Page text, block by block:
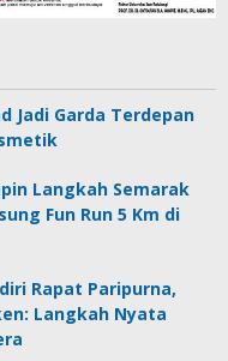
Jadi Garda Terdepan
Langkah Semarak
Fun Run 5 Km di
Rapat Paripurna,
Langkah Nyata